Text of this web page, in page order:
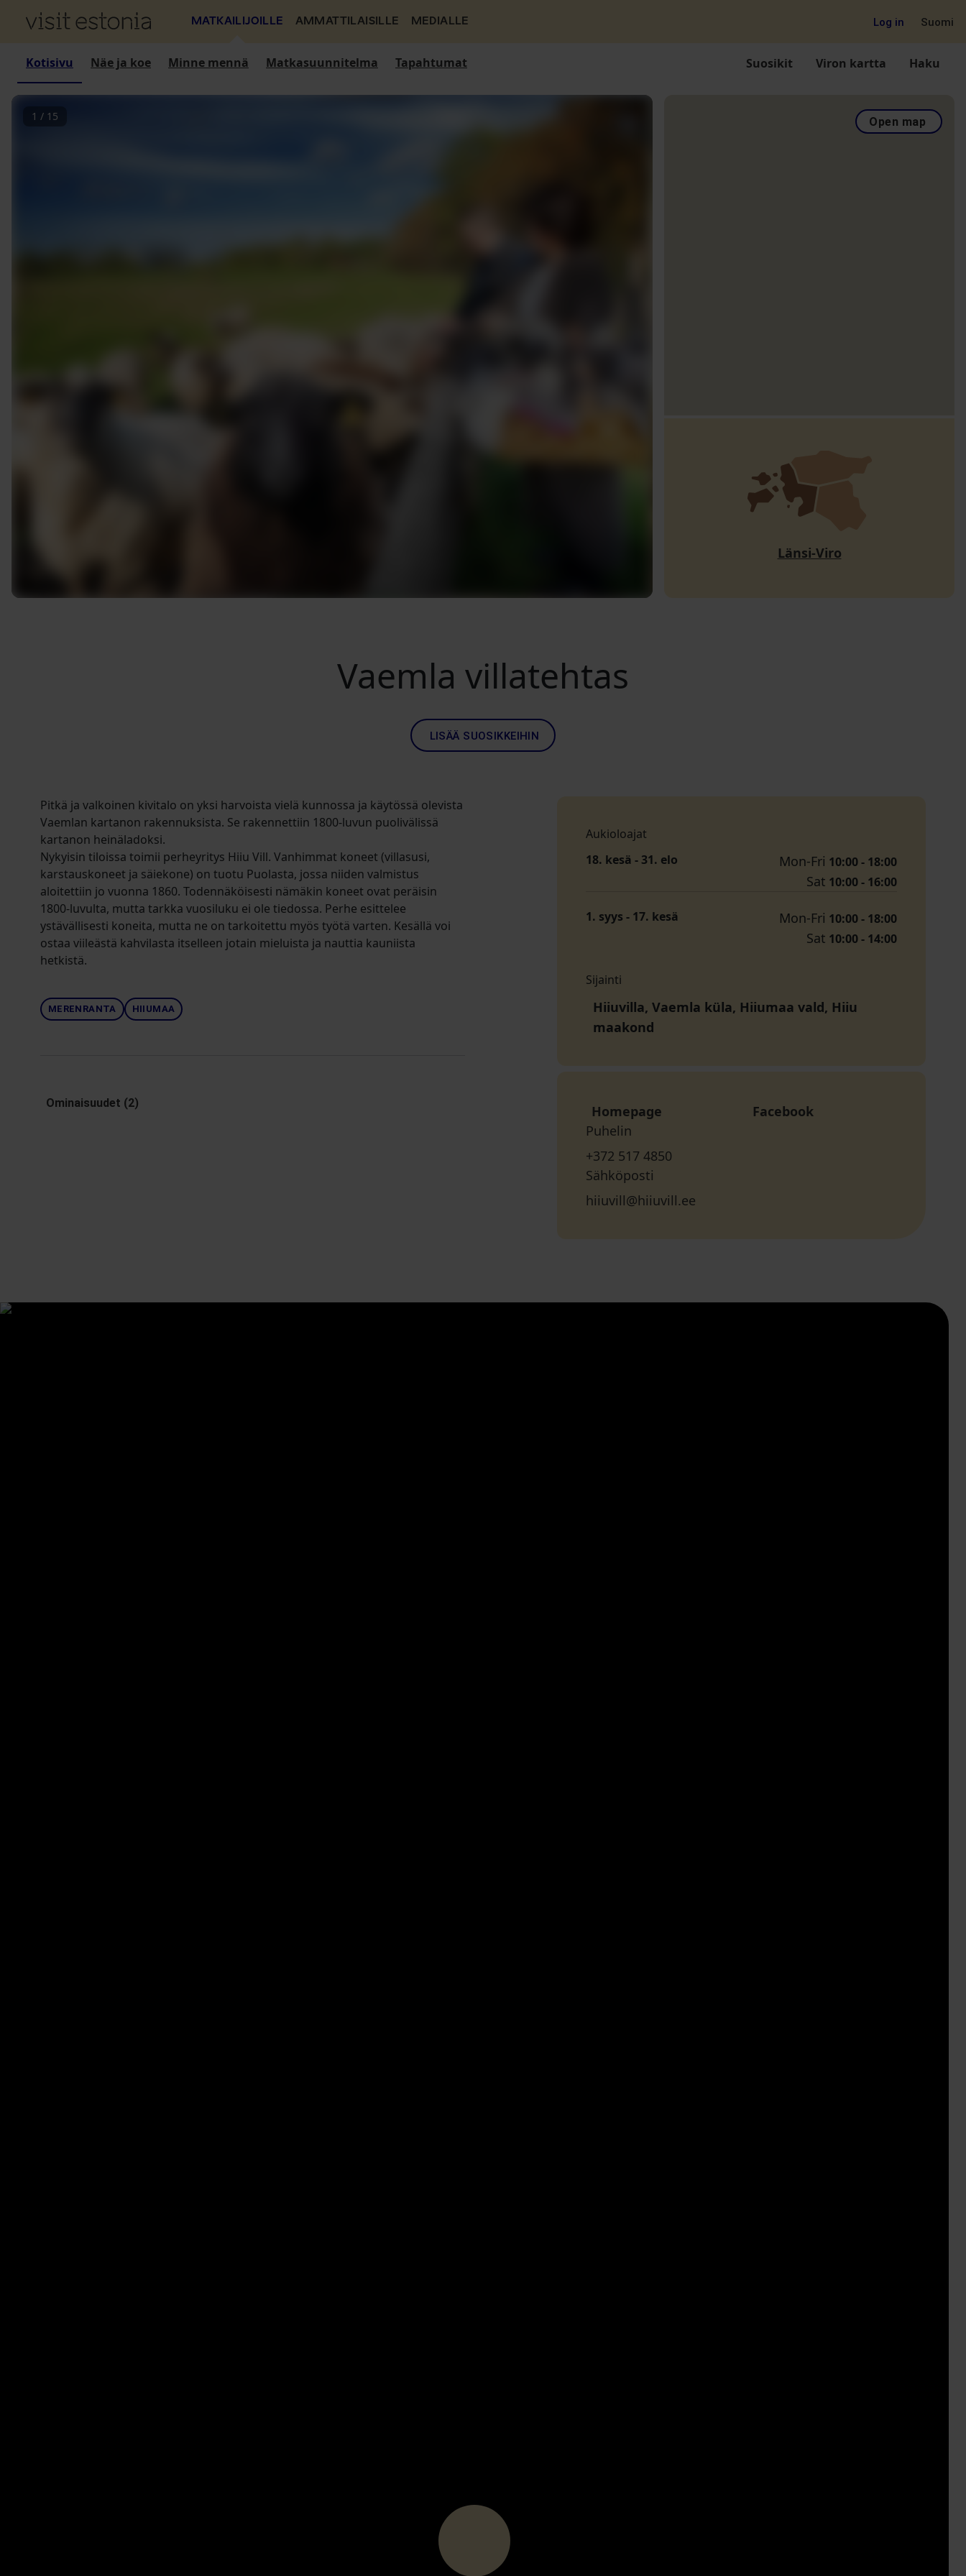
MATKAILIJOILLE AMMATTILAISILLE MEDIALLE Log in Suomi
Kotisivu Näe ja koe Minne mennä Matkasuunnitelma Tapahtumat Suosikit Viron kartta Haku
1 / 15 Open map
Länsi-Viro
Vaemla villatehtas
LISÄÄ SUOSIKKEIHIN
Pitkä ja valkoinen kivitalo on yksi harvoista vielä kunnossa ja käytössä olevista
Vaemlan kartanon rakennuksista. Se rakennettiin 1800-luvun puolivälissä
kartanon heinäladoksi.
Nykyisin tiloissa toimii perheyritys Hiiu Vill. Vanhimmat koneet (villasusi,
karstauskoneet ja säiekone) on tuotu Puolasta, jossa niiden valmistus
aloitettiin jo vuonna 1860. Todennäköisesti nämäkin koneet ovat peräisin
1800-luvulta, mutta tarkka vuosiluku ei ole tiedossa. Perhe esittelee
ystävällisesti koneita, mutta ne on tarkoitettu myös työtä varten. Kesällä voi
ostaa viileästä kahvilasta itselleen jotain mieluista ja nauttia kauniista
hetkistä.
MERENRANTA HIIUMAA
Ominaisuudet (2)
Aukioloajat
18. kesä - 31. elo
Mon-Fri 10:00 - 18:00
Sat 10:00 - 16:00
1. syys - 17. kesä Mon-Fri 10:00 - 18:00
Sat 10:00 - 14:00
Sijainti
Hiiuvilla, Vaemla küla, Hiiumaa vald, Hiiu
maakond
Homepage
Facebook
Puhelin
+372 517 4850
Sähköposti
hiiuvill@hiiuvill.ee